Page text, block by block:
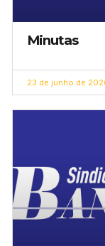
Minutas
23 de junho de